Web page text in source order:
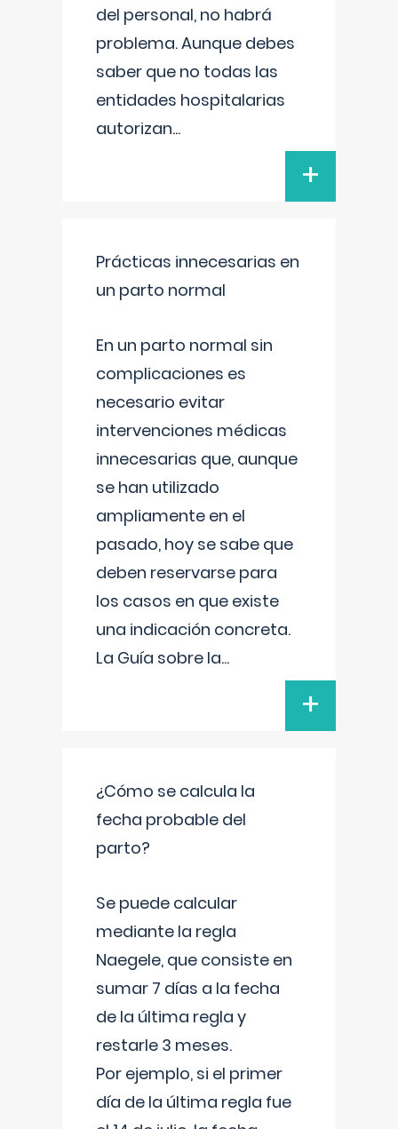
del personal, no habrá
problema. Aunque debes
saber que no todas las
entidades hospitalarias
autorizan...
+
Prácticas innecesarias en
un parto normal
En un parto normal sin
complicaciones es
necesario evitar
intervenciones médicas
innecesarias que, aunque
se han utilizado
ampliamente en el
pasado, hoy se sabe que
deben reservarse para
los casos en que existe
una indicación concreta.
La Guía sobre la...
+
¿Cómo se calcula la
fecha probable del
parto?
Se puede calcular
mediante la regla
Naegele, que consiste en
sumar 7 días a la fecha
de la última regla y
restarle 3 meses.
Por ejemplo, si el primer
día de la última regla fue